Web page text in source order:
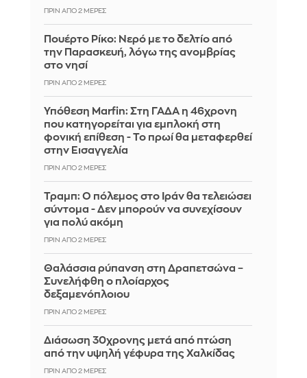
ΠΡΙΝ ΑΠΌ 2 ΜΈΡΕΣ
Πουέρτο Ρίκο: Νερό με το δελτίο από
την Παρασκευή, λόγω της ανομβρίας
στο νησί
ΠΡΙΝ ΑΠΌ 2 ΜΈΡΕΣ
Υπόθεση Marfin: Στη ΓΑΔΑ η 46χρονη
που κατηγορείται για εμπλοκή στη
φονική επίθεση - Το πρωί θα μεταφερθεί
στην Εισαγγελία
ΠΡΙΝ ΑΠΌ 2 ΜΈΡΕΣ
Τραμπ: Ο πόλεμος στο Ιράν θα τελειώσει
σύντομα - Δεν μπορούν να συνεχίσουν
για πολύ ακόμη
ΠΡΙΝ ΑΠΌ 2 ΜΈΡΕΣ
Θαλάσσια ρύπανση στη Δραπετσώνα –
Συνελήφθη ο πλοίαρχος
δεξαμενόπλοιου
ΠΡΙΝ ΑΠΌ 2 ΜΈΡΕΣ
Διάσωση 30χρονης μετά από πτώση
από την υψηλή γέφυρα της Χαλκίδας
ΠΡΙΝ ΑΠΌ 2 ΜΈΡΕΣ